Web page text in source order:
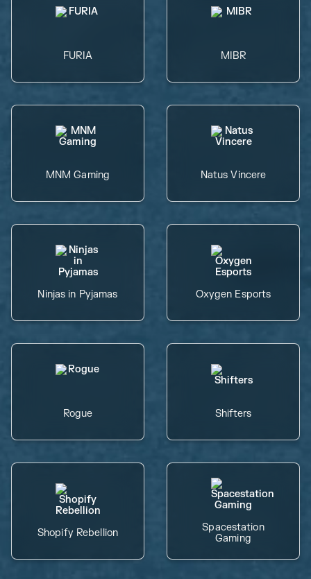
FURIA MIBR
MNM Gaming Natus Vincere
Ninjas in Pyjamas Oxygen Esports
Rogue Shifters
Shopify Rebellion
Spacestation
Gaming